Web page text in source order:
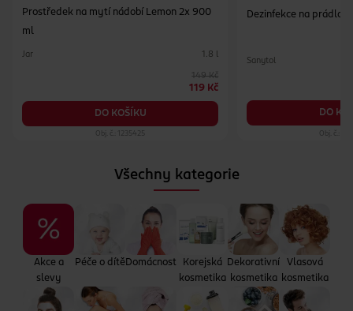
Prostředek na mytí nádobí Lemon 2x 900
ml
Jar 1.8 l
149 Kč
119 Kč
DO KOŠÍKU
Obj. č.: 1235425
Dezinfekce na prádlo
Sanytol
DO
Všechny kategorie
Akce a
slevy
Péče o dítě Domácnost
Korejská
kosmetika
Dekorativní
kosmetika
Vlasová
kosmetika